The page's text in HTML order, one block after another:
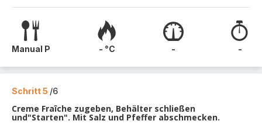
Manual P - °C - -
Schritt 5 /6
Creme Fraîche zugeben, Behälter schließen
und"Starten". Mit Salz und Pfeffer abschmecken.